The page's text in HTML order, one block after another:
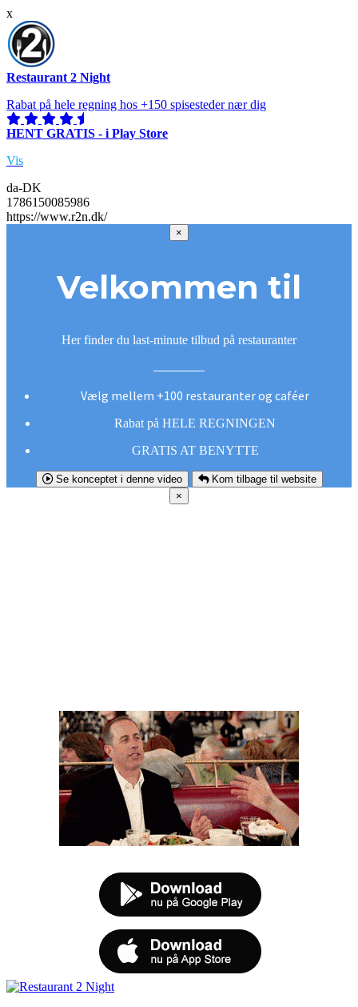
x
Restaurant 2 Night
Rabat på hele regning hos +150 spisesteder nær dig
HENT GRATIS - i Play Store
Vis
da-DK
1786150085986
https://www.r2n.dk/
×
Velkommen til
Her finder du last-minute tilbud på restauranter
Vælg mellem +100 restauranter og caféer
Rabat på HELE REGNINGEN
GRATIS AT BENYTTE
Se konceptet i denne video
Kom tilbage til website
×